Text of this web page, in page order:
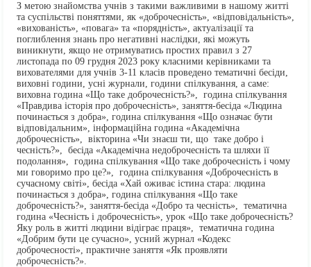
З метою знайомства учнів з такими важливими в нашому житті
та суспільстві поняттями, як «доброчесність», «відповідальність»,
«вихованість», «повага» та «порядність», актуалізації та
поглиблення знань про негативні наслідки, які можуть
виникнути, якщо не отримуватись простих правил з 27
листопада по 09 грудня 2023 року класними керівниками та
вихователями для учнів 3-11 класів проведено тематичні бесіди,
виховні години, усні журнали, години спілкування, а саме:
виховна година «Що таке доброчесність?», година спілкування
«Правдива історія про доброчесність», заняття-бесіда «Людина
починається з добра», година спілкування «Що означає бути
відповідальним», інформаційна година «Академічна
доброчесність», вікторина «Чи знаєш ти, що таке добро і
чесність?», бесіда «Академічна недоброчесність та шляхи її
подолання», година спілкування «Що таке доброчесність і чому
ми говоримо про це?», година спілкування «Доброчесність в
сучасному світі», бесіда «Хай оживає істина стара: людина
починається з добра», година спілкування «Що таке
доброчесність?», заняття-бесіда «Добро та чесність», тематична
година «Чесність і доброчесність», урок «Що таке доброчесність?
Яку роль в житті людини відіграє праця», тематична година
«Добрим бути це сучасно», усний журнал «Кодекс
доброчесності», практичне заняття «Як проявляти
доброчесність?».